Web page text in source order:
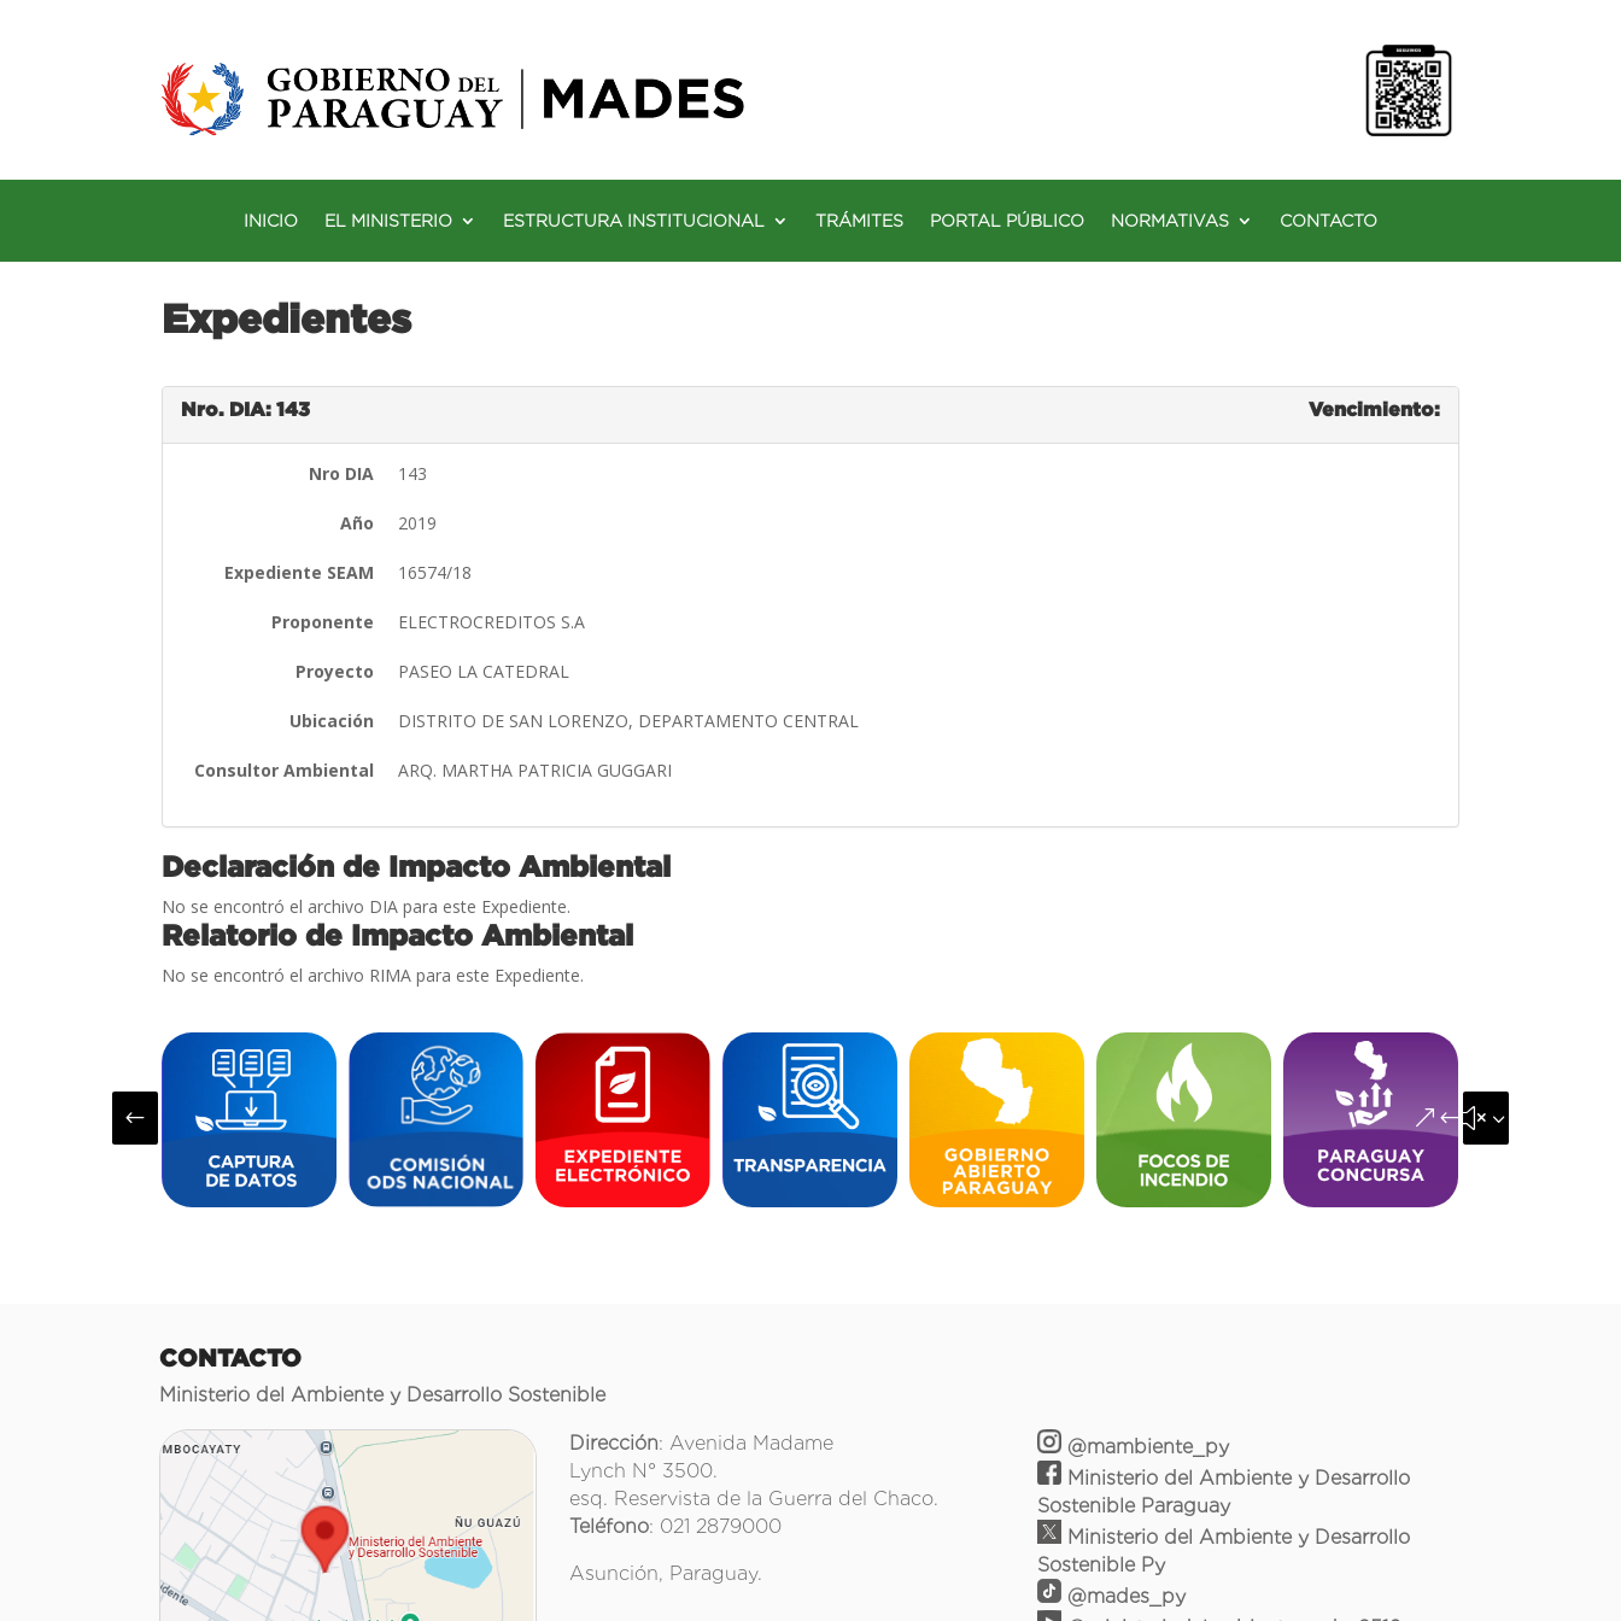
INICIO EL MINISTERIO ESTRUCTURA INSTITUCIONAL TRÁMITES PORTAL PÚBLICO NORMATIVAS CONTACTO
Expedientes
Nro. DIA: 143 Vencimiento:
Nro DIA 143
Año 2019
Expediente SEAM 16574/18
Proponente ELECTROCREDITOS S.A
Proyecto PASEO LA CATEDRAL
Ubicación DISTRITO DE SAN LORENZO, DEPARTAMENTO CENTRAL
Consultor Ambiental ARQ. MARTHA PATRICIA GUGGARI
Declaración de Impacto Ambiental
No se encontró el archivo DIA para este Expediente.
Relatorio de Impacto Ambiental
No se encontró el archivo RIMA para este Expediente.
# &#x35;
CONTACTO
Ministerio del Ambiente y Desarrollo Sostenible
Dirección: Avenida Madame
Lynch N° 3500.
esq. Reservista de la Guerra del Chaco.
Teléfono: 021 2879000
Asunción, Paraguay.
@mambiente_py
Ministerio del Ambiente y Desarrollo
Sostenible Paraguay
Ministerio del Ambiente y Desarrollo
Sostenible Py
@mades_py